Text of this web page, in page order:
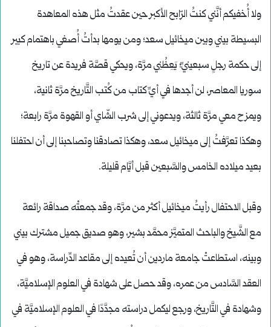
ولا أُخفيكم أنَّني كنتُ الرّابح الأكبر حين عقدتُ مثل هذه المعاهدة
البسيطة بيني وبين ميخائيل سعد؛ ومن يومها بدأتُ أُصغي باهتمام كبير
إلى حكمة رجلٍ سبعينيِّ؛ يَعِظُنِي مرَّة، ويحكي قصَّة فريدة عن تاريخ
سوريا المعاصر، لن أجدها في أيِّ كتاب من كُتب التَّاريخ مرَّة ثانية،
ويمزح معي مرَّة ثالثة، ويدعوني إلى شرب الشّاي أو القهوة مرَّة رابعة؛
وهكذا تعرَّفتُ إلى ميخائيل سعد، وهكذا تصادقنا وتصاحبنا إلى أن احتفلنا
بعيد ميلاده الخامس والسَّبعين قبل أيَّام قليلة.
وقبل الاحتفال رأيتُ ميخائيل أكثر من مرَّة، وقد جمعتْه صداقة رائعة
مع الشَّيخ والباحث المتميَّز محمَّد بشير، وهو صديق جميل مشترك بيني
وبينه، استطاعتْ جامعة ماردين أن تُعيده إلى مقاعد الدِّراسة، وهو في
العقد السَّادس من عمره، وقد حصل على شهادة في العلوم الإسلاميَّة،
وشهادة في التَّاريخ، ورجع ليكمل دراسته مجدَّدًا في العلوم الإسلاميَّة في